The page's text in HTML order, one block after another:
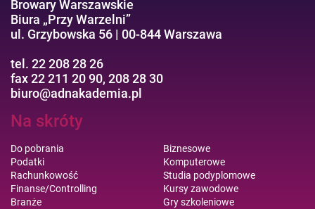
Browary Warszawskie
Biura „Przy Warzelni”
ul. Grzybowska 56 | 00-844 Warszawa
tel. 22 208 28 26
fax 22 211 20 90, 208 28 30
biuro@adnakademia.pl
Na skróty
Do pobrania
Podatki
Rachunkowość
Finanse/Controlling
Branże
Biznesowe
Komputerowe
Studia podyplomowe
Kursy zawodowe
Gry szkoleniowe